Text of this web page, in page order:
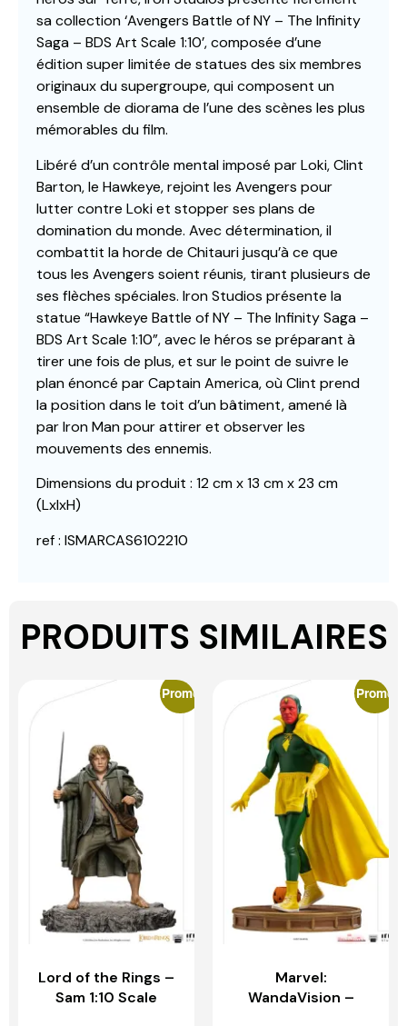
sa collection ‘Avengers Battle of NY – The Infinity
Saga – BDS Art Scale 1:10’, composée d’une
édition super limitée de statues des six membres
originaux du supergroupe, qui composent un
ensemble de diorama de l’une des scènes les plus
mémorables du film.
Libéré d’un contrôle mental imposé par Loki, Clint
Barton, le Hawkeye, rejoint les Avengers pour
lutter contre Loki et stopper ses plans de
domination du monde. Avec détermination, il
combattit la horde de Chitauri jusqu’à ce que
tous les Avengers soient réunis, tirant plusieurs de
ses flèches spéciales. Iron Studios présente la
statue “Hawkeye Battle of NY – The Infinity Saga –
BDS Art Scale 1:10”, avec le héros se préparant à
tirer une fois de plus, et sur le point de suivre le
plan énoncé par Captain America, où Clint prend
la position dans le toit d’un bâtiment, amené là
par Iron Man pour attirer et observer les
mouvements des ennemis.
Dimensions du produit : 12 cm x 13 cm x 23 cm
(LxlxH)
ref : ISMARCAS6102210
PRODUITS SIMILAIRES
Promo
Lord of the Rings –
Sam 1:10 Scale
Promo
Marvel:
WandaVision –